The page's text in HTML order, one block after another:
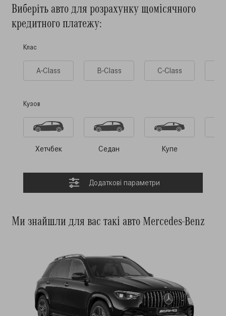
Виберiть авто для розрахунку щомісячного
кредитного платежу:
Клас
A-Class B-Class C-Class
Кузов
Хетчбек Седан Купе
Додатковi параметри
Ми знайшли для вас такі авто Mercedes-Benz